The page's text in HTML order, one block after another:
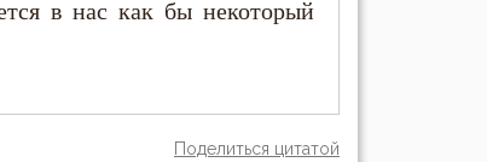
в нас как бы некоторый
Поделиться цитатой